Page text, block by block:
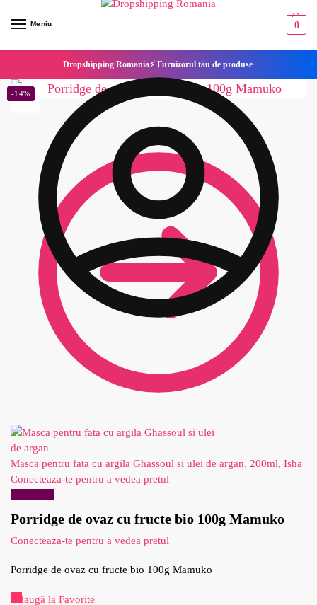
Meniu 0
Dropshipping Romania⚡ Furnizorul tău de produse
Masca pentru fata cu argila Ghassoul si ulei de argan, 200ml, Isha
Conecteaza-te pentru a vedea pretul
Porridge de ovaz cu fructe bio 100g Mamuko
Conecteaza-te pentru a vedea pretul
-14%
Porridge de ovaz cu fructe bio 100g Mamuko
Adaugă la Favorite